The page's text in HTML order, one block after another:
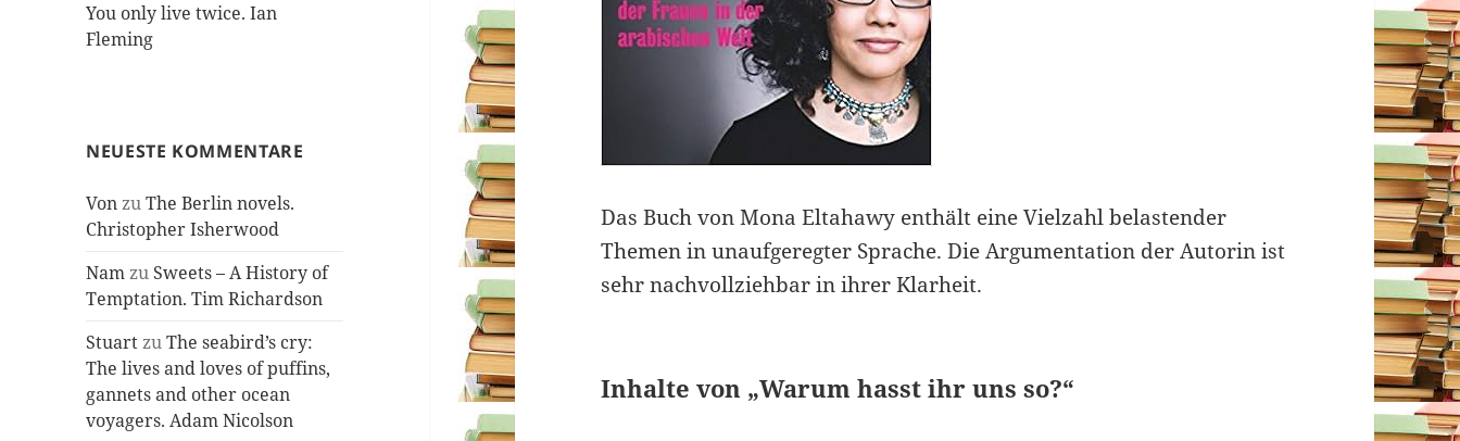
You only live twice. Ian
Fleming
NEUESTE KOMMENTARE
VonzuThe Berlin novels.
Christopher Isherwood
Namzu Sweets – A History of
Temptation. Tim Richardson
StuartzuThe seabird’s cry:
The lives and loves of puffins,
gannets and other ocean
voyagers. Adam Nicolson
Das Buch von Mona Eltahawy enthält eine Vielzahl belastender
Themen in unaufgeregter Sprache. Die Argumentation der Autorin ist
sehr nachvollziehbar in ihrer Klarheit.
Inhalte von „Warum hasst ihr uns so?“